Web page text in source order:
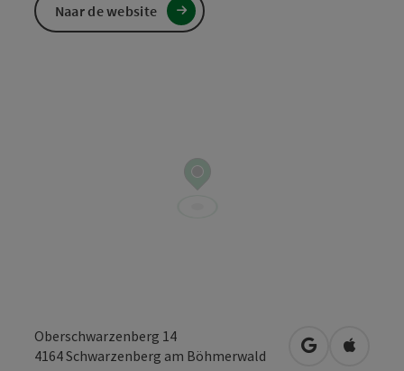
Oberschwarzenberg 14
4164Schwarzenberg am Böhmerwald Openen in
Naar de website